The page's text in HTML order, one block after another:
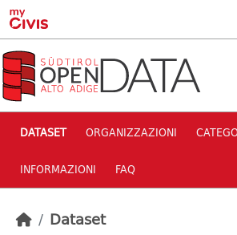
Skip to main content
DATASET ORGANIZZAZIONI
INFORMAZIONI FAQ
Dataset